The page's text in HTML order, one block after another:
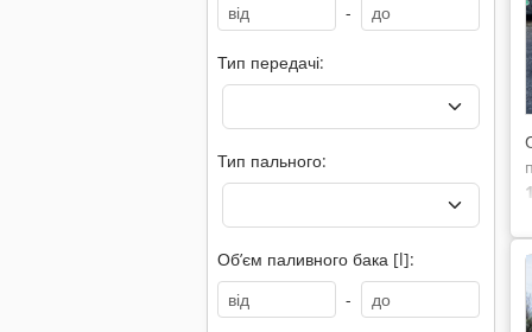
-
Тип передачі:
Тип пального:
Обʼєм паливного бака [l]:
-